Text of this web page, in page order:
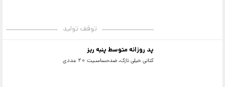
توقف تولید
پد روزانه متوسط پنبه ریز
کتانی خیلی نازک، ضدحساسـیت 20 عددی